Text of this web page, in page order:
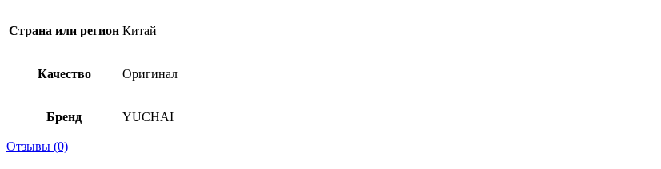
Страна или регион Китай
Качество Оригинал
Бренд YUCHAI
Отзывы (0)